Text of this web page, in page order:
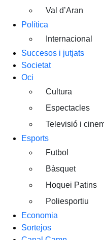
Val d’Aran
Política
Internacional
Succesos i jutjats
Societat
Oci
Cultura
Espectacles
Televisió i
Esports
Futbol
Bàsquet
Hoquei Patins
Poliesportiu
Economia
Sortejos